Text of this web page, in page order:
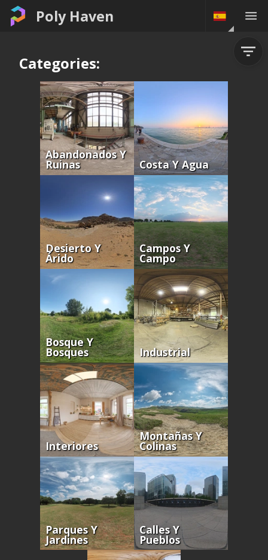
Poly Haven
Categories:
Abandonados Y
Ruinas Costa Y Agua
Desierto Y
Árido
Campos Y
Campo
Bosque Y
Bosques Industrial
Interiores
Montañas Y
Colinas
Parques Y
Jardines
Calles Y
Pueblos